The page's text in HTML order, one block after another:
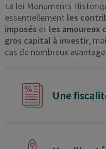
La loi Monuments
essentiellement les
imposés et les amoureux
gros capital à investir,
cas de nombreux
Une